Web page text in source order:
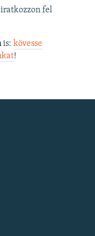
fel
is: kövesse
! ​